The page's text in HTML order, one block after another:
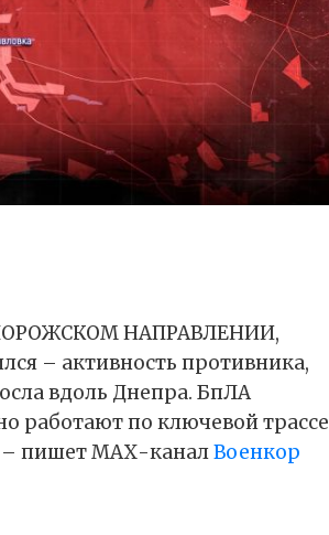
НАПРАВЛЕНИИ,
– активность противника,
вдоль Днепра. БпЛА
работают по ключевой трассе
– пишет МАХ-каналВоенкор